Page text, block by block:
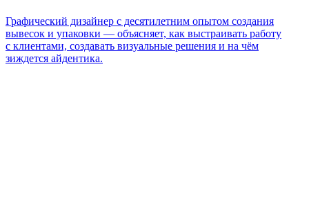
Графический дизайнер с десятилетним опытом создания
вывесок и упаковки — объясняет, как выстраивать работу
с клиентами, создавать визуальные решения и на чём
зиждется айдентика.